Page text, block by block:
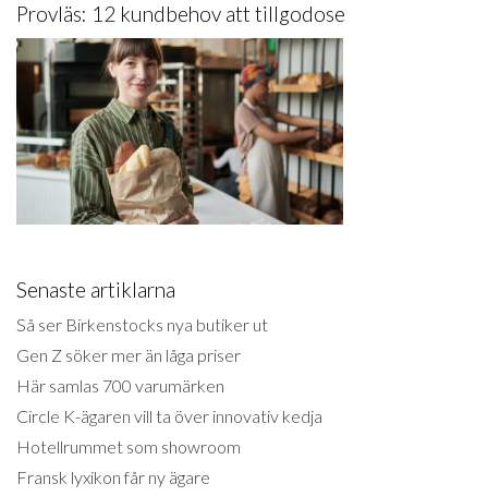
Provläs: 12 kundbehov att tillgodose
Senaste artiklarna
Så ser Birkenstocks nya butiker ut
Gen Z söker mer än låga priser
Här samlas 700 varumärken
Circle K-ägaren vill ta över innovativ kedja
Hotellrummet som showroom
Fransk lyxikon får ny ägare